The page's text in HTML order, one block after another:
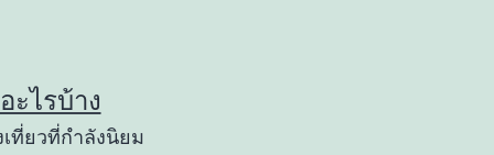
ไรบ้าง
ที่ยวที่กำลังนิยม